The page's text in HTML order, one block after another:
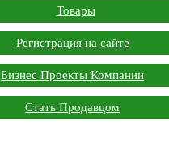
Товары
Регистрация на сайте
Бизнес Проекты Компании
Стать Продавцом